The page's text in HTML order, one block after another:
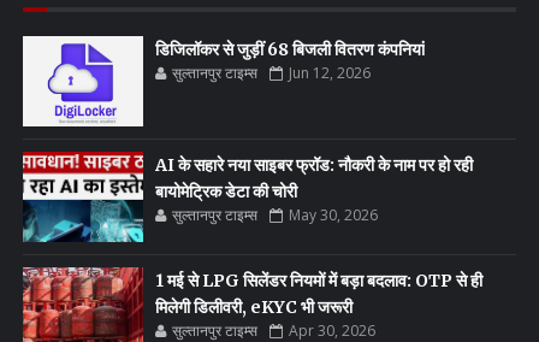
डिजिलॉकर से जुड़ीं 68 बिजली वितरण कंपनियां
सुल्तानपुर टाइम्स Jun 12, 2026
AI के सहारे नया साइबर फ्रॉड: नौकरी के नाम पर हो रही
बायोमेट्रिक डेटा की चोरी
सुल्तानपुर टाइम्स May 30, 2026
1 मई से LPG सिलेंडर नियमों में बड़ा बदलाव: OTP से ही
मिलेगी डिलीवरी, eKYC भी जरूरी
सुल्तानपुर टाइम्स Apr 30, 2026